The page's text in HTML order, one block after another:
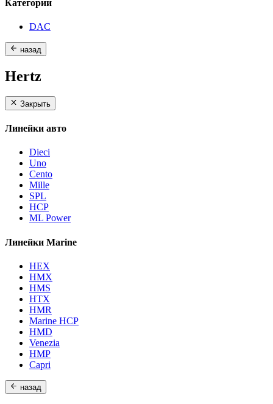
Категории
DAC
назад
Hertz
Закрыть
Линейки авто
Dieci
Uno
Cento
Mille
SPL
HCP
ML Power
Линейки Marine
HEX
HMX
HMS
HTX
HMR
Marine HCP
HMD
Venezia
HMP
Capri
назад